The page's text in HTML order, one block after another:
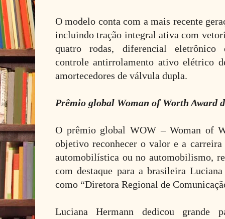
O modelo conta com a mais recente
incluindo tração integral ativa com
quatro rodas, diferencial eletrônico
controle antirrolamento ativo elétrico
amortecedores de válvula dupla.
Prêmio global Woman of Worth Award
O prêmio global WOW – Woman of
objetivo reconhecer o valor e a
automobilística ou no automobilismo,
com destaque para a brasileira
como “Diretora Regional de
Luciana Hermann dedicou grande